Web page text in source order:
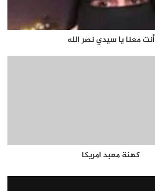
أنت معنا يا سيدي نصر الله
كهنة معبد امريكا